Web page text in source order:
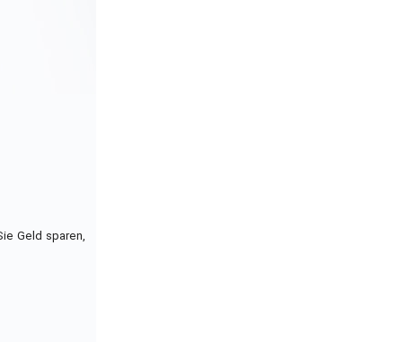
Geld sparen,